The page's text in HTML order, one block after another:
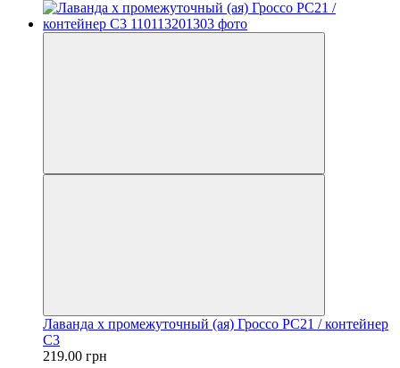
Лаванда x промежуточный (ая) Гроссо PC21 / контейнер
C3
219.00 грн